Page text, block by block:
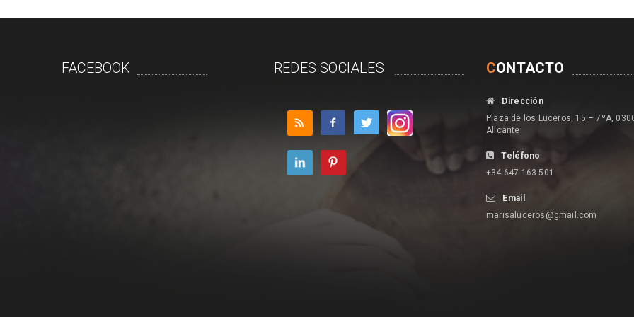
FACEBOOK REDES SOCIALES CONTACTO
Dirección
Plaza de los Luceros, 15 – 7ºA,
Alicante
Teléfono
+34 647 163 501
Email
marisaluceros@gmail.com